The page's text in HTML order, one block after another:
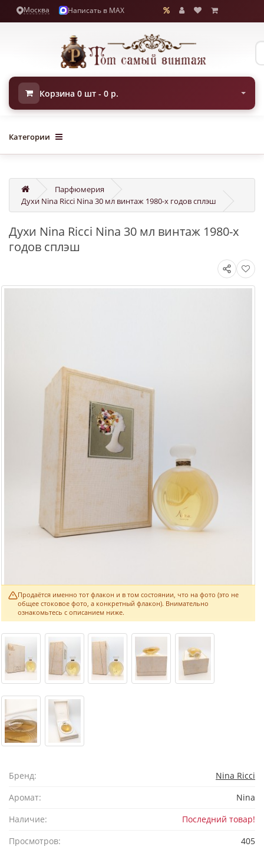
Москва Написать в MAX
Корзина 0 шт - 0 р.
Категории
Парфюмерия
Духи Nina Ricci Nina 30 мл винтаж 1980-х годов сплэш
Духи Nina Ricci Nina 30 мл винтаж 1980-х
годов сплэш
Продаётся именно тот флакон и в том состоянии, что на фото (это не
общее стоковое фото, а конкретный флакон). Внимательно
ознакомьтесь с описанием ниже.
Бренд:
Nina Ricci
Аромат:
Nina
Наличие:
Последний товар!
Просмотров:
405